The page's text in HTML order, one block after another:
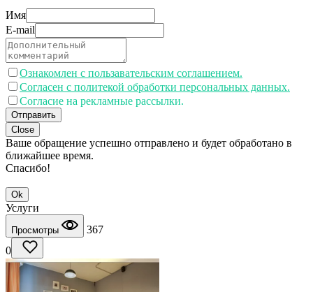
Имя
E-mail
Ознакомлен с пользавательским соглашением.
Согласен с политекой обработки персональных данных.
Согласие на рекламные рассылки.
Отправить
Close
Ваше обращение успешно отправлено и будет обработано в
ближайшее время.
Спасибо!
Ok
Услуги
Просмотры
367
0